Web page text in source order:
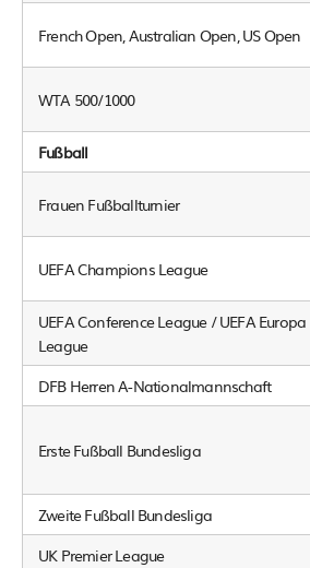
French Open, Australian Open, US Open
WTA 500/1000
Fußball
Frauen Fußballturnier
UEFA Champions League
UEFA Conference League / UEFA Europa
League
DFB Herren A-Nationalmannschaft
Erste Fußball Bundesliga
Zweite Fußball Bundesliga
UK Premier League